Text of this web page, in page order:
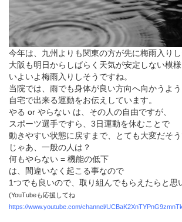
今年は、九州よりも関東の方が先に梅雨入り
大阪も明日からしばらく天気が安定しない模様
いよいよ梅雨入りしそうですね。
当院では、雨でも身体が良い方向へ向かうよう
自宅で出来る運動をお伝えしています。
やる or やらない は、その人の自由ですが、
スポーツ選手ですら、3日運動を休むことで
動きやすい状態に戻すまで、とても大変だそう
じゃあ、一般の人は？
何もやらない = 機能の低下
は、間違いなく起こる事なので
1つでも良いので、取り組んでもらえたらと思
(YouTubeも応援してね
https://www.youtube.com/channel/